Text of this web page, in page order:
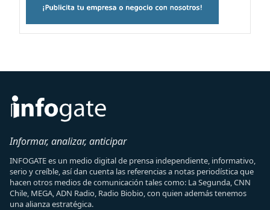
Informar, analizar, anticipar
INFOGATE es un medio digital de prensa independiente, informativo,
serio y creíble, así dan cuenta las referencias a notas periodística que
hacen otros medios de comunicación tales como: La Segunda, CNN
Chile, MEGA, ADN Radio, Radio Biobio, con quien además tenemos
una alianza estratégica.